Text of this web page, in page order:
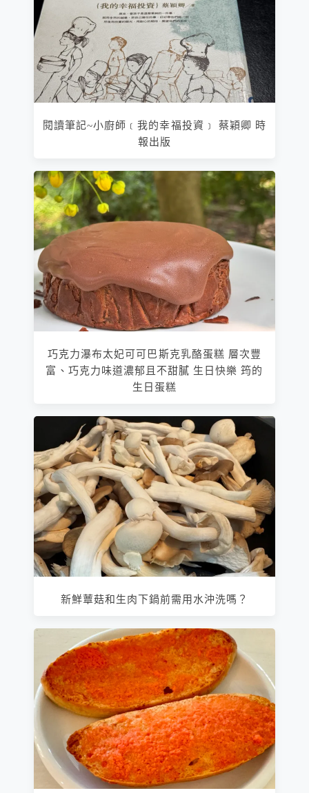
閱讀筆記~小廚師﹝我的幸福投資﹞ 蔡穎卿 時
報出版
巧克力瀑布太妃可可巴斯克乳酪蛋糕 層次豐
富、巧克力味道濃郁且不甜膩 生日快樂 筠的
生日蛋糕
新鮮蕈菇和生肉下鍋前需用水沖洗嗎？